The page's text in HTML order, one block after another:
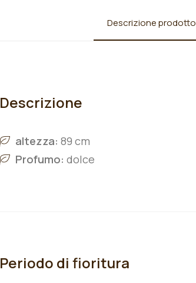
Descrizione prodotto
Descrizione
altezza: 89 cm
Profumo: dolce
Periodo di fioritura